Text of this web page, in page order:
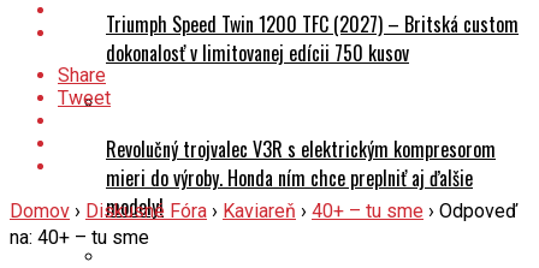
Triumph Speed Twin 1200 TFC (2027) – Britská custom
dokonalosť v limitovanej edícii 750 kusov
Revolučný trojvalec V3R s elektrickým kompresorom
mieri do výroby. Honda ním chce preplniť aj ďalšie
modely!
Share
Tweet
Domov › Diskusné Fóra › Kaviareň › 40+ – tu sme › Odpoveď
na: 40+ – tu sme